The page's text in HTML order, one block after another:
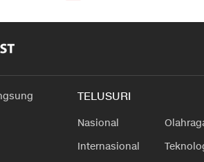
TELUSURI
Nasional
Internasional